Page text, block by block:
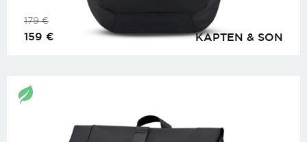
KAPTEN & SON
179€
159 €